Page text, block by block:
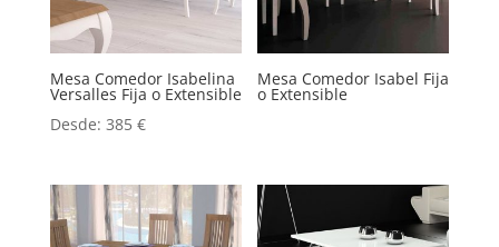
Mesa Comedor Isabelina
Versalles Fija o Extensible
Desde: 385 €
Mesa Comedor Isabel Fija
o Extensible